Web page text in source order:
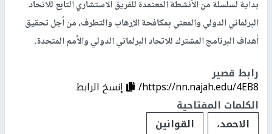
بداية لسلسلة من الأنشطة المعتمدة للفريق الاستشاري التابع للاتحاد
البرلماني الدولي والمعني بمكافحة الإرهاب والتطرف، من أجل تحقيق
أهداف البرنامج المشترك للاتحاد البرلماني الدولي والأمم المتحدة.
رابط قصير
https://nn.najah.edu/4EB8/
إنسخ الرابط
الكلمات المفتاحية
الاحمد،
القوانين